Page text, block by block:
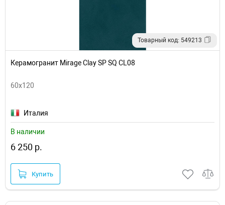
Товарный код: 549213
Керамогранит Mirage Clay SP SQ CL08
60x120
Италия
В наличии
6 250 р.
Купить